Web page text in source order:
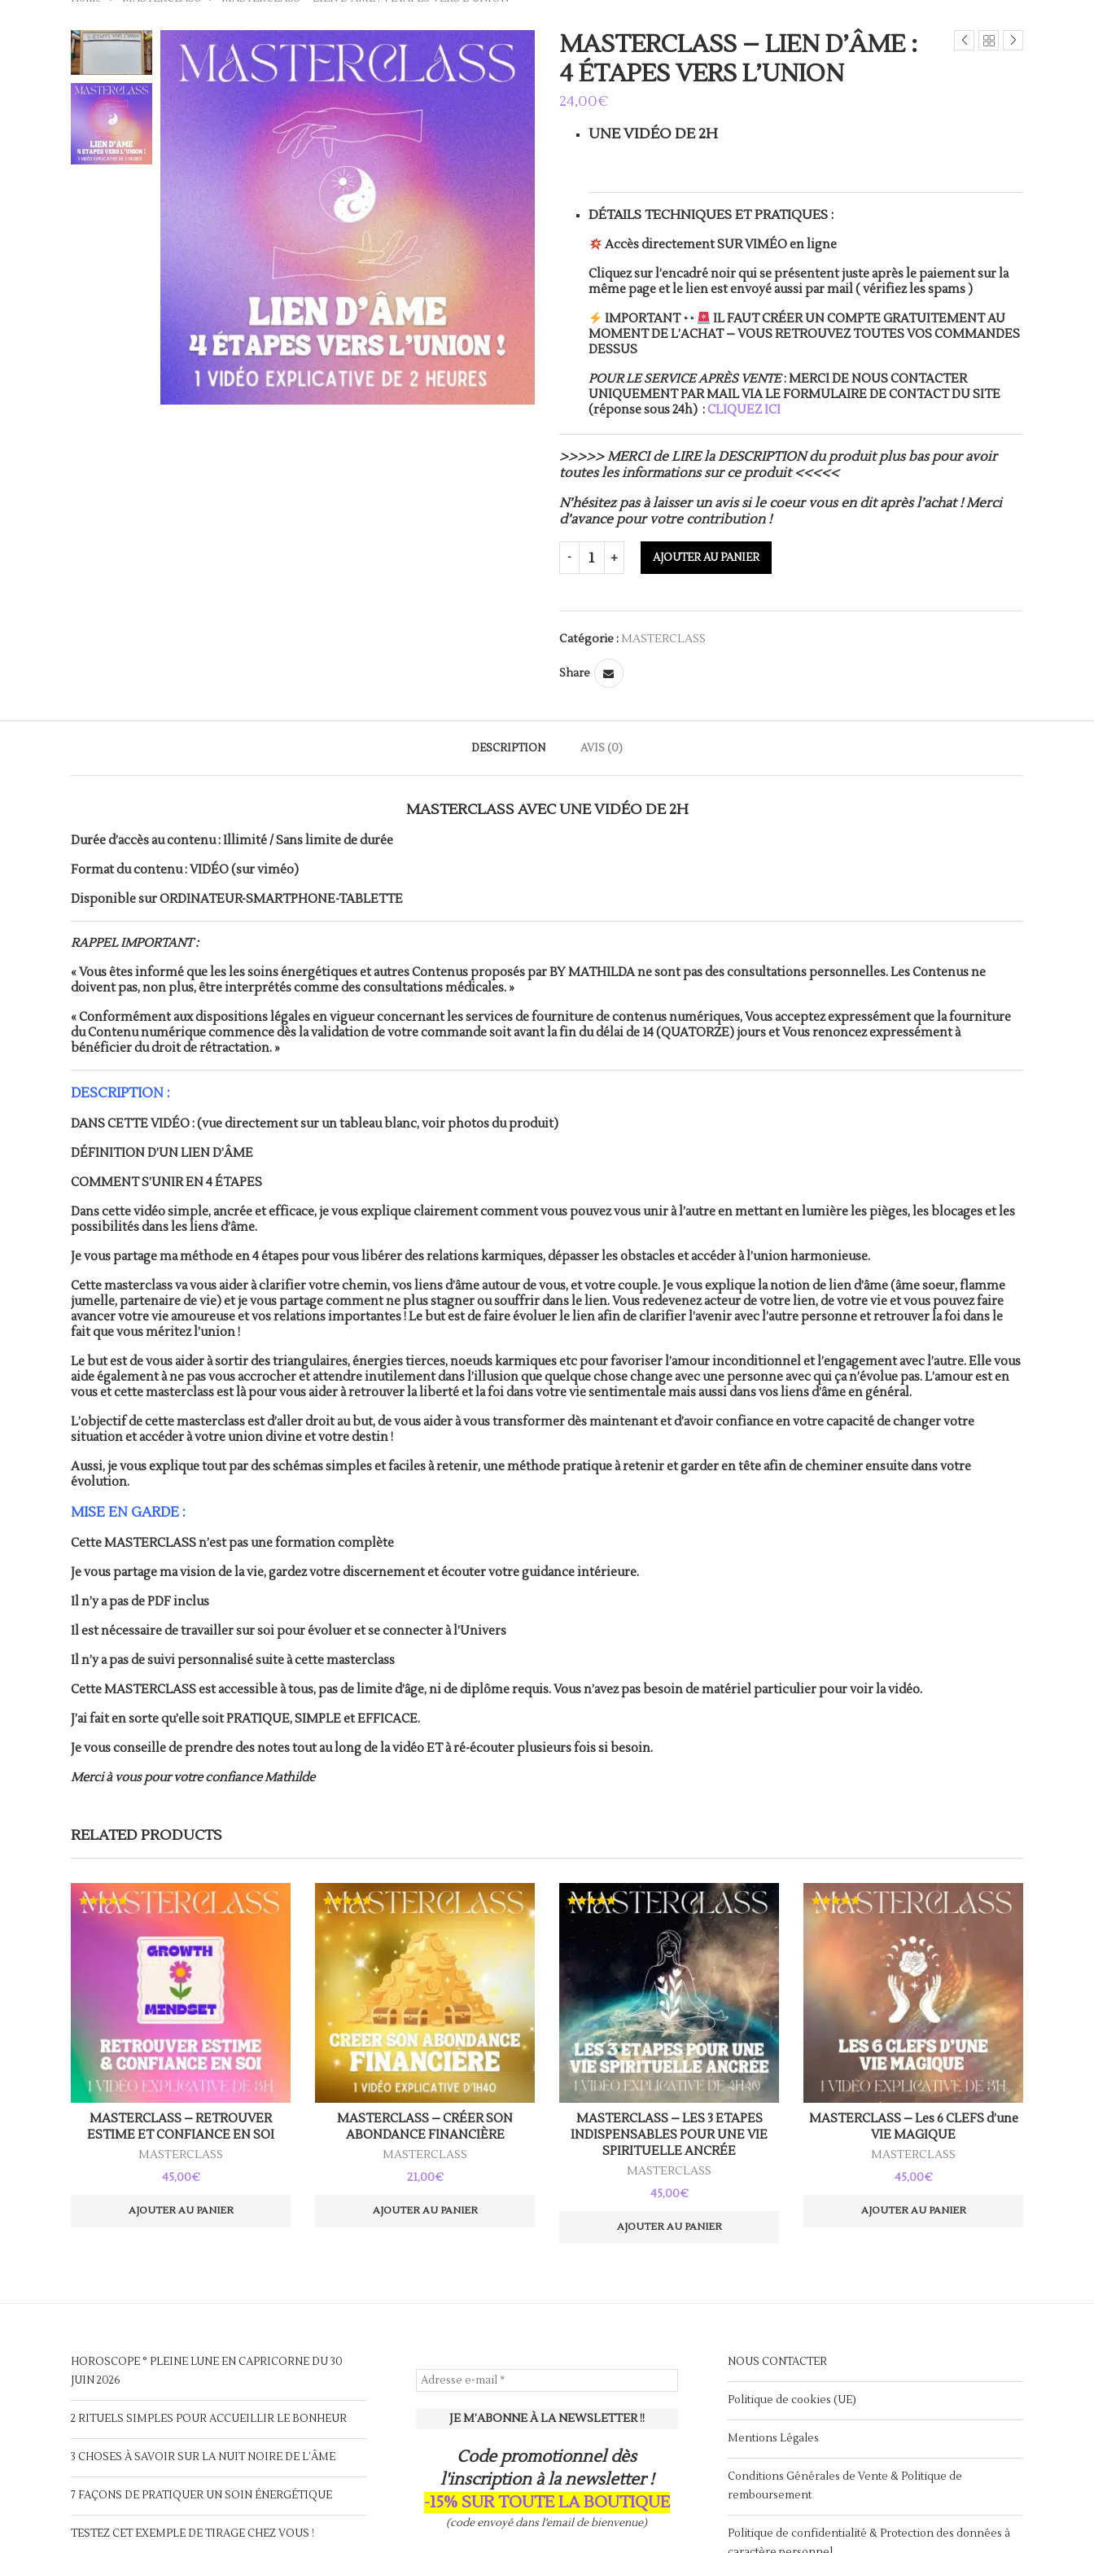
MASTERCLASS – LIEN D’ÂME :
4 ÉTAPES VERS L’UNION
24,00€
UNE VIDÉO DE 2H
DÉTAILS TECHNIQUES ET PRATIQUES :
Accès directement SUR VIMÉO en ligne
Cliquez sur l’encadré noir qui se présentent juste après le paiement sur la
même page et le lien est envoyé aussi par mail ( vérifiez les spams )
IMPORTANT
IL FAUT CRÉER UN COMPTE GRATUITEMENT AU
MOMENT DE L’ACHAT – VOUS RETROUVEZ TOUTES VOS COMMANDES
DESSUS
POUR LE SERVICE APRÈS VENTE: MERCI DE NOUS CONTACTER
UNIQUEMENT PAR MAIL VIA LE FORMULAIRE DE CONTACT DU SITE
(réponse sous 24h) :CLIQUEZ ICI
>>>>>MERCI de LIRE la DESCRIPTION du produit plus bas pour avoir
toutes les informations sur ce produit<<<<<
N’hésitez pas à laisser un avis si le coeur vous en dit après l’achat ! Merci
d’avance pour votre contribution !
AJOUTER AU PANIER
Catégorie : MASTERCLASS
Share
DESCRIPTION AVIS (0)
MASTERCLASS AVEC UNE VIDÉO DE 2H
Durée d’accès au contenu : Illimité / Sans limite de durée
Format du contenu : VIDÉO (sur viméo)
Disponible sur ORDINATEUR-SMARTPHONE-TABLETTE
RAPPEL IMPORTANT :
« Vous êtes informé que les les soins énergétiques et autres Contenus proposés par BY MATHILDA ne sont pas des consultations personnelles. Les Contenus ne
doivent pas, non plus, être interprétés comme des consultations médicales. »
« Conformément aux dispositions légales en vigueur concernant les services de fourniture de contenus numériques, Vous acceptez expressément que la fourniture
du Contenu numérique commence dès la validation de votre commande soit avant la fin du délai de 14 (QUATORZE) jours et Vous renoncez expressément à
bénéficier du droit de rétractation. »
DESCRIPTION :
DANS CETTE VIDÉO : (vue directement sur un tableau blanc, voir photos du produit)
DÉFINITION D’UN LIEN D’ÂME
COMMENT S’UNIR EN 4 ÉTAPES
Dans cette vidéo simple, ancrée et efficace, je vous explique clairement comment vous pouvez vous unir à l’autre en mettant en lumière les pièges, les blocages et les
possibilités dans les liens d’âme.
Je vous partage ma méthode en 4 étapes pour vous libérer des relations karmiques, dépasser les obstacles et accéder à l’union harmonieuse.
Cette masterclass va vous aider à clarifier votre chemin, vos liens d’âme autour de vous, et votre couple. Je vous explique la notion de lien d’âme (âme soeur, flamme
jumelle, partenaire de vie) et je vous partage comment ne plus stagner ou souffrir dans le lien. Vous redevenez acteur de votre lien, de votre vie et vous pouvez faire
avancer votre vie amoureuse et vos relations importantes ! Le but est de faire évoluer le lien afin de clarifier l’avenir avec l’autre personne et retrouver la foi dans le
fait que vous méritez l’union !
Le but est de vous aider à sortir des triangulaires, énergies tierces, noeuds karmiques etc pour favoriser l’amour inconditionnel et l’engagement avec l’autre. Elle vous
aide également à ne pas vous accrocher et attendre inutilement dans l’illusion que quelque chose change avec une personne avec qui ça n’évolue pas. L’amour est en
vous et cette masterclass est là pour vous aider à retrouver la liberté et la foi dans votre vie sentimentale mais aussi dans vos liens d’âme en général.
L’objectif de cette masterclass est d’aller droit au but, de vous aider à vous transformer dès maintenant et d’avoir confiance en votre capacité de changer votre
situation et accéder à votre union divine et votre destin !
Aussi, je vous explique tout par des schémas simples et faciles à retenir, une méthode pratique à retenir et garder en tête afin de cheminer ensuite dans votre
évolution.
MISE EN GARDE :
Cette MASTERCLASS n’est pas une formation complète
Je vous partage ma vision de la vie, gardez votre discernement et écouter votre guidance intérieure.
Il n’y a pas de PDF inclus
Il est nécessaire de travailler sur soi pour évoluer et se connecter à l’Univers
Il n’y a pas de suivi personnalisé suite à cette masterclass
Cette MASTERCLASS est accessible à tous, pas de limite d’âge, ni de diplôme requis. Vous n’avez pas besoin de matériel particulier pour voir la vidéo.
J’ai fait en sorte qu’elle soit PRATIQUE, SIMPLE et EFFICACE.
Je vous conseille de prendre des notes tout au long de la vidéo ET à ré-écouter plusieurs fois si besoin.
Merci à vous pour votre confiance Mathilde
RELATED PRODUCTS
MASTERCLASS – RETROUVER
ESTIME ET CONFIANCE EN SOI
MASTERCLASS
Note
45,00€
AJOUTER AU PANIER
MASTERCLASS – CRÉER SON
ABONDANCE FINANCIÈRE
MASTERCLASS
Note
5.00
sur 5
21,00€
AJOUTER AU PANIER
MASTERCLASS – LES 3 ETAPES
INDISPENSABLES POUR UNE VIE
SPIRITUELLE ANCRÉE
MASTERCLASS
Note
5.00
45,00€
AJOUTER AU PANIER
MASTERCLASS – Les 6 CLEFS d’une
VIE MAGIQUE
MASTERCLASS
Note
45,00€
AJOUTER AU PANIER
HOROSCOPE ° PLEINE LUNE EN CAPRICORNE DU 30
JUIN 2026
2 RITUELS SIMPLES POUR ACCUEILLIR LE BONHEUR
3 CHOSES À SAVOIR SUR LA NUIT NOIRE DE L’ÂME
7 FAÇONS DE PRATIQUER UN SOIN ÉNERGÉTIQUE
TESTEZ CET EXEMPLE DE TIRAGE CHEZ VOUS !
Code promotionnel dès
l'inscription à la newsletter !
-15% SUR TOUTE LA BOUTIQUE
(code envoyé dans l'email de bienvenue)
NOUS CONTACTER
Politique de cookies (UE)
Mentions Légales
Conditions Générales de Vente & Politique de
remboursement
Politique de confidentialité & Protection des données à